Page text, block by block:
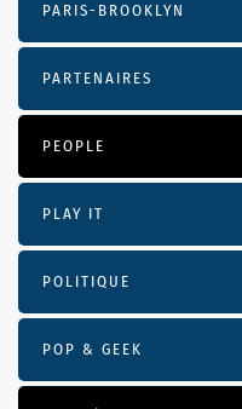
PARIS-BROOKLYN
PARTENAIRES
PEOPLE
PLAY IT
POLITIQUE
POP & GEEK